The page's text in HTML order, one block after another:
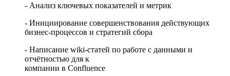
- Анализ ключевых показателей и метрик
- Инициирование совершенствования действующих
бизнес-процессов и стратегий сбора
- Написание wiki-статей по работе с данными и
отчётностью для к
компании в Confluence